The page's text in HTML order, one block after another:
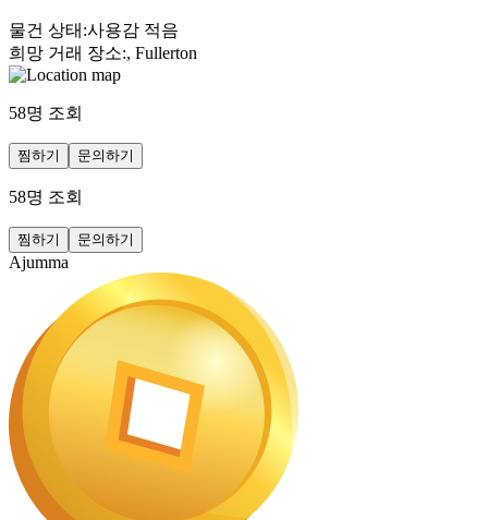
물건 상태 :사용감 적음
희망 거래 장소:, Fullerton
58명 조회
찜하기 문의하기
58명 조회
찜하기 문의하기
Ajumma